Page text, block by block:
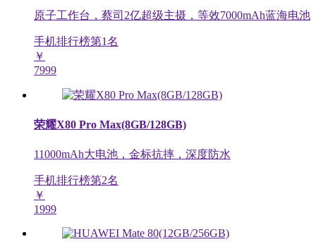
原子工作台，蔡司2亿超级主摄，等效7000mAh蓝海电池
手机排行榜第1名
￥
7999
荣耀X80 Pro Max(8GB/128GB)
11000mAh大电池，金标抗摔，深度防水
手机排行榜第2名
￥
1999